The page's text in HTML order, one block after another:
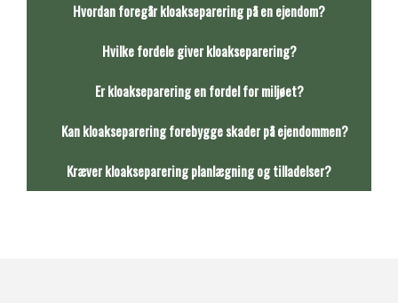
Hvordan foregår kloakseparering på en ejendom?
Hvilke fordele giver kloakseparering?
Er kloakseparering en fordel for miljøet?
Kan kloakseparering forebygge skader på ejendommen?
Kræver kloakseparering planlægning og tilladelser?